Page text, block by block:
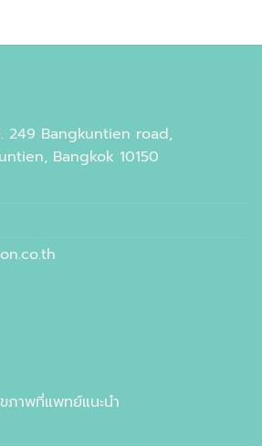
249 Bangkuntien road,
Bangkok 10150
ภาพที่แพทย์แนะนำ